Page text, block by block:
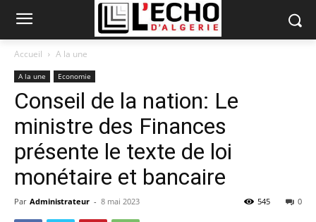
Accueil A la une
A la une Economie
Conseil de la nation: Le
ministre des Finances
présente le texte de loi
monétaire et bancaire
Par Administrateur - 8 mai 2023 0
545